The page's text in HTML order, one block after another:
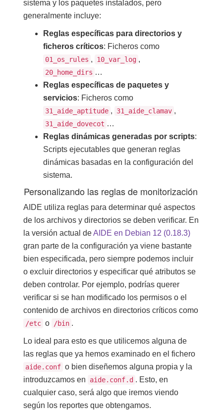
sistema y los paquetes instalados, pero
generalmente incluye:
Reglas específicas para directorios y
ficheros críticos: Ficheros como
01_os_rules , 10_var_log ,
20_home_dirs …
Reglas específicas de paquetes y
servicios: Ficheros como
31_aide_aptitude , 31_aide_clamav ,
31_aide_dovecot …
Reglas dinámicas generadas por scripts:
Scripts ejecutables que generan reglas
dinámicas basadas en la configuración del
sistema.
Personalizando las reglas de monitorización
AIDE utiliza reglas para determinar qué aspectos
de los archivos y directorios se deben verificar. En
la versión actual deAIDE en Debian 12 (0.18.3)
gran parte de la configuración ya viene bastante
bien especificada, pero siempre podemos incluir
o excluir directorios y especificar qué atributos se
deben controlar. Por ejemplo, podrías querer
verificar si se han modificado los permisos o el
contenido de archivos en directorios críticos como
/etc o /bin .
Lo ideal para esto es que utilicemos alguna de
las reglas que ya hemos examinado en el fichero
aide.conf o bien diseñemos alguna propia y la
introduzcamos en
aide.conf.d . Esto, en
cualquier caso, será algo que iremos viendo
según los reportes que obtengamos.